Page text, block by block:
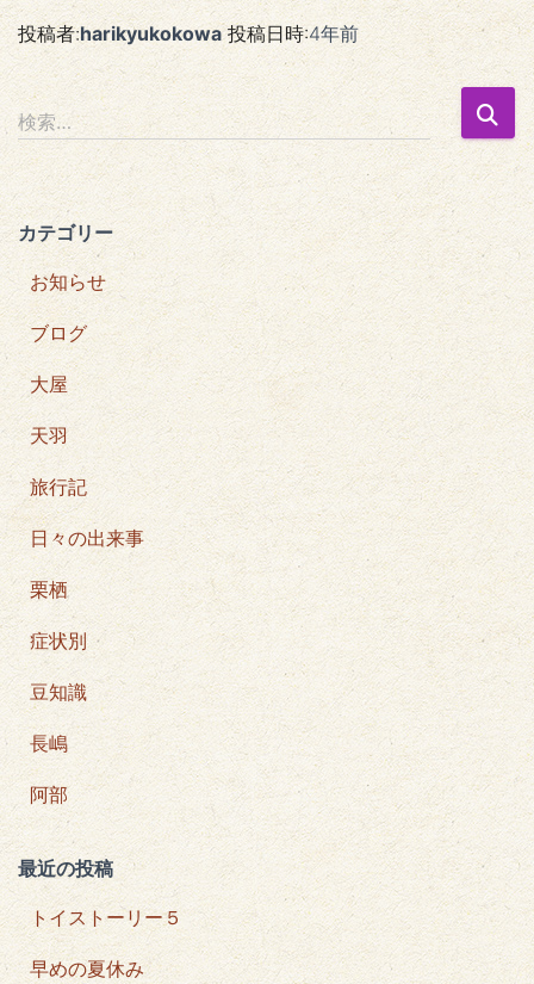
投稿者:harikyukokowa投稿日時:4年前
検
索
:
検索…
カテゴリー
お知らせ
ブログ
大屋
天羽
旅行記
日々の出来事
栗栖
症状別
豆知識
長嶋
阿部
最近の投稿
トイストーリー５
早めの夏休み